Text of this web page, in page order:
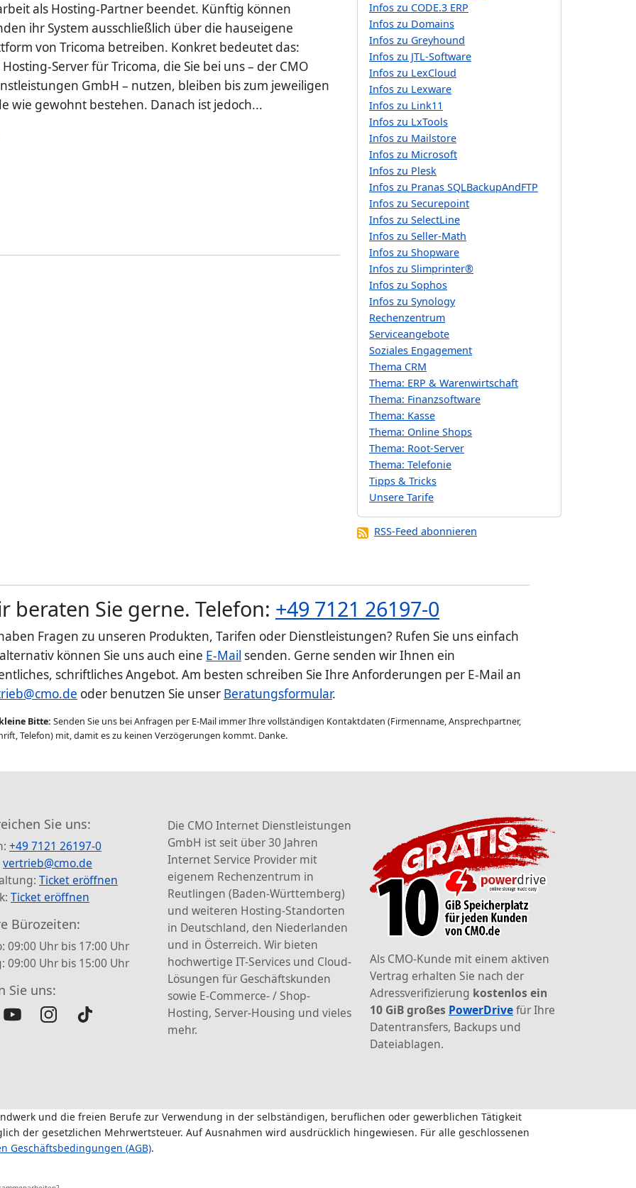
als Hosting-Partner beendet. Künftig können
ihr System ausschließlich über die hauseigene
von Tricoma betreiben. Konkret bedeutet das:
Server für Tricoma, die Sie bei uns – der CMO
GmbH – nutzen, bleiben bis zum jeweiligen
wie gewohnt bestehen. Danach ist jedoch...
Infos zu CODE.3 ERP
Infos zu Domains
Infos zu Greyhound
Infos zu JTL-Software
Infos zu LexCloud
Infos zu Lexware
Infos zu Link11
Infos zu LxTools
Infos zu Mailstore
Infos zu Microsoft
Infos zu Plesk
Infos zu Pranas SQLBackupAndFTP
Infos zu Securepoint
Infos zu SelectLine
Infos zu Seller-Math
Infos zu Shopware
Infos zu Slimprinter®
Infos zu Sophos
Infos zu Synology
Rechenzentrum
Serviceangebote
Soziales Engagement
Thema CRM
Thema: ERP & Warenwirtschaft
Thema: Finanzsoftware
Thema: Kasse
Thema: Online Shops
Thema: Root-Server
Thema: Telefonie
Tipps & Tricks
Unsere Tarife
RSS-Feed abonnieren
beraten Sie gerne. Telefon: +49 7121 26197-0
Fragen zu unseren Produkten, Tarifen oder Dienstleistungen? Rufen Sie uns einfach
können Sie uns auch eine E-Mail senden. Gerne senden wir Ihnen ein
schriftliches Angebot. Am besten schreiben Sie Ihre Anforderungen per E-Mail an
oder benutzen Sie unser Beratungsformular.
Bitte: Senden Sie uns bei Anfragen per E-Mail immer Ihre vollständigen Kontaktdaten (Firmenname, Ansprechpartner,
Telefon) mit, damit es zu keinen Verzögerungen kommt. Danke.
Sie uns:
+49 7121 26197-0
vertrieb@cmo.de
Ticket eröffnen
Ticket eröffnen
Bürozeiten:
09:00 Uhr bis 17:00 Uhr
09:00 Uhr bis 15:00 Uhr
Sie uns:
Die CMO Internet Dienstleistungen
GmbH ist seit über 30 Jahren
Internet Service Provider mit
eigenem Rechenzentrum in
Reutlingen (Baden-Württemberg)
und weiteren Hosting-Standorten
in Deutschland, den Niederlanden
und in Österreich. Wir bieten
hochwertige IT-Services und Cloud-
Lösungen für Geschäftskunden
sowie E-Commerce- / Shop-
Hosting, Server-Housing und vieles
mehr.
Als CMO-Kunde mit einem aktiven
Vertrag erhalten Sie nach der
Adressverifizierung kostenlos ein
10 GiB großes PowerDrivefür Ihre
Datentransfers, Backups und
Dateiablagen.
und die freien Berufe zur Verwendung in der selbständigen, beruflichen oder gewerblichen Tätigkeit
der gesetzlichen Mehrwertsteuer. Auf Ausnahmen wird ausdrücklich hingewiesen. Für alle geschlossenen
Geschäftsbedingungen (AGB).